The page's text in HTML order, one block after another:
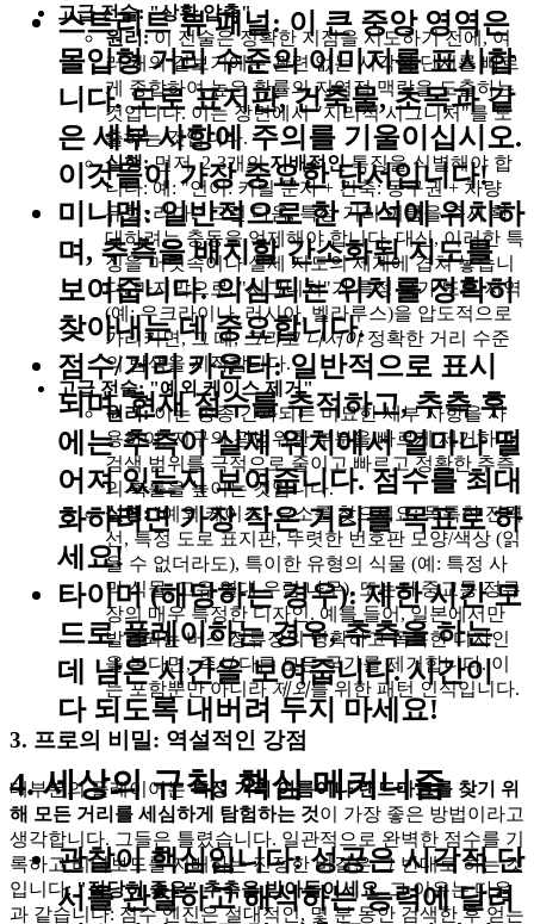
스트리트 뷰 패널:이 큰 중앙 영역은
몰입형 거리 수준의 이미지를 표시합
니다. 도로 표지판, 건축물, 초목과 같
은 세부 사항에 주의를 기울이십시오.
이것들이 가장 중요한 단서입니다!
미니맵:일반적으로 한 구석에 위치하
며, 추측을 배치할 간소화된 지도를
보여줍니다. 의심되는 위치를 정확히
찾아내는 데 중요합니다.
점수/거리 카운터:일반적으로 표시
되며, 현재 점수를 추적하고, 추측 후
에는 추측이 실제 위치에서 얼마나 떨
어져 있는지 보여줍니다. 점수를 최대
화하려면 가장 작은 거리를 목표로 하
세요!
타이머 (해당하는 경우):제한 시간 모
드로 플레이하는 경우, 추측을 하는
데 남은 시간을 보여줍니다. 시간이
다 되도록 내버려 두지 마세요!
4. 세상의 규칙: 핵심 메커니즘
관찰이 핵심입니다:성공은 시각적 단
서를 관찰하고 해석하는 능력에 달려
고급 전술: "상황 압축"
원리:이 전술은 정확한 지점을 시도하기 전에, 여
러 개의 겉보기에는 관련 없는 시각적 단서를 빠르
게 종합하여 높은 확률의 지역적 맥락을 도출하는
것입니다. 이는 장면에서 "지리적 시그니처"를 도
출하는 것입니다.
실행:먼저, 2-3개의지배적인특징을 식별해야 합
니다: 예: "언어: 키릴 문자 + 건축: 동구권 + 차량
유형: 라다." 그런 다음, 특정 거리 이름을 즉시 확
대하려는 충동을 억제해야 합니다. 대신, 이러한 특
징을 머릿속이나 실제 지도의 세계에 겹쳐 놓습니
다. 마지막으로, "시그니처"가 특정 국가 또는 지역
(예: 우크라이나, 러시아, 벨라루스)을 압도적으로
가리키면, 그 때, 그리고 나서야정확한 거리 수준
의 탐색을 시작합니다.
고급 전술: "예외 케이스 제거"
원리:이는 종종 간과되는 미묘한 세부 사항을 사
용하여, 지구의 광범위한 부분을 빠르게 제거하여
검색 범위를 극적으로 줄이고 빠르고 정확한 추측
의 확률을 높이는 것입니다.
실행:"예외 케이스" 요소를 찾으세요: 독특한 전력
선, 특정 도로 표지판, 뚜렷한 번호판 모양/색상 (읽
을 수 없더라도), 특이한 유형의 식물 (예: 특정 사
막 식물, 고유 열대 우림 나무), 또는 대중교통 정류
장의 매우 특정한 디자인. 예를 들어, 일본에서만
발견되는 버스 정류장의 명확하고 독특한 디자인
을 본다면,즉시다른 모든 국가를 제거합니다. 이
는 포함뿐만 아니라제외를 위한 패턴 인식입니다.
3. 프로의 비밀: 역설적인 강점
대부분의 플레이어는특정 거리 이름이나 랜드마크를 찾기 위
해 모든 거리를 세심하게 탐험하는 것이 가장 좋은 방법이라고
생각합니다. 그들은 틀렸습니다. 일관적으로 완벽한 점수를 기
록하고 리더보드를 지배하는 진정한 비결은 그 반대로 하는 것
입니다: "적당히 좋은" 추측을 받아들이세요. 그 이유는 다음
과 같습니다: 점수 엔진은 절대적인, 몇 분 동안 검색한 후 얻는